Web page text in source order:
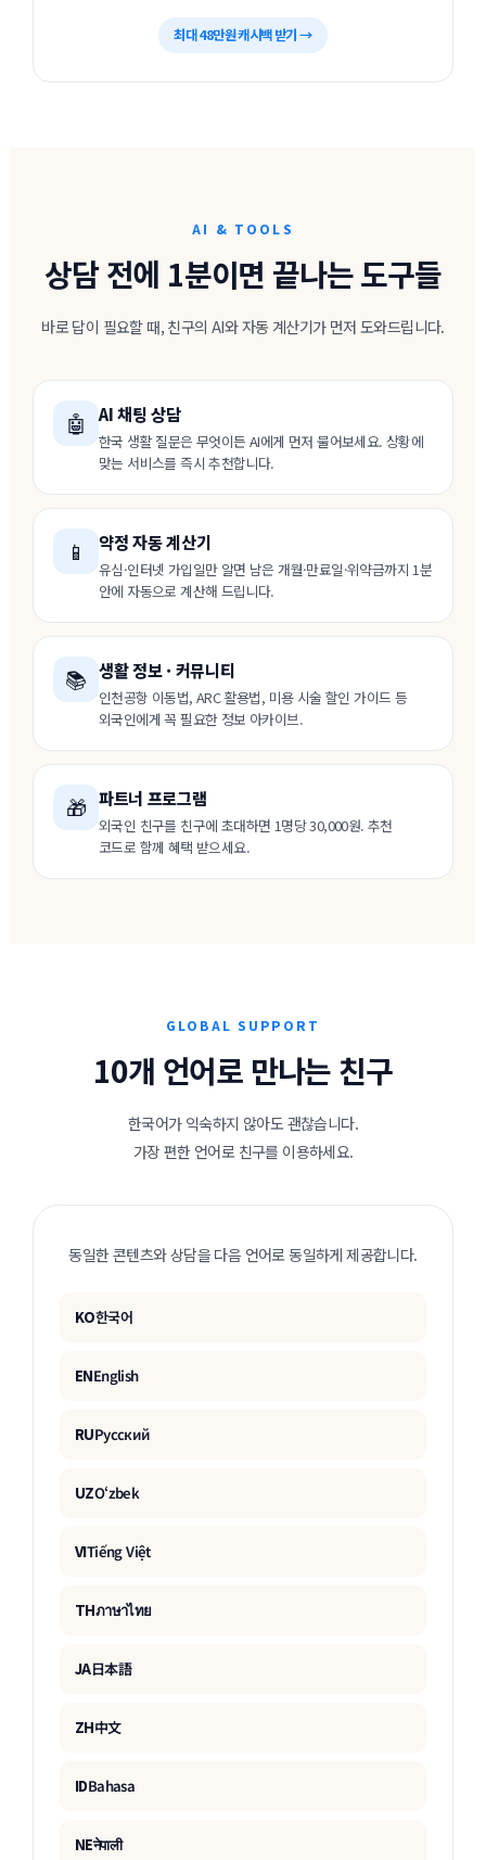
최대 48만원 캐시백 받기 →
AI & TOOLS
상담 전에 1분이면 끝나는 도구들
바로 답이 필요할 때, 친구의 AI와 자동 계산기가 먼저 도와드립니다.
🤖 AI 채팅 상담
한국 생활 질문은 무엇이든 AI에게 먼저 물어보세요. 상황에
맞는 서비스를 즉시 추천합니다.
📱 약정 자동 계산기
유심·인터넷 가입일만 알면 남은 개월·만료일·위약금까지 1분
안에 자동으로 계산해 드립니다.
📚 생활 정보 · 커뮤니티
인천공항 이동법, ARC 활용법, 미용 시술 할인 가이드 등
외국인에게 꼭 필요한 정보 아카이브.
🎁 파트너 프로그램
외국인 친구를 친구에 초대하면 1명당 30,000원. 추천
코드로 함께 혜택 받으세요.
GLOBAL SUPPORT
10개 언어로 만나는 친구
한국어가 익숙하지 않아도 괜찮습니다.
가장 편한 언어로 친구를 이용하세요.
동일한 콘텐츠와 상담을 다음 언어로 동일하게 제공합니다.
KO한국어
ENEnglish
RUРусский
UZO‘zbek
VITiếng Việt
THภาษาไทย
JA日本語
ZH中文
IDBahasa
NEनेपाली